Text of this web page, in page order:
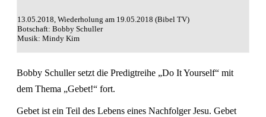
13.05.2018, Wiederholung am 19.05.2018 (Bibel TV)
Botschaft: Bobby Schuller
Musik: Mindy Kim
Bobby Schuller setzt die Predigtreihe „Do It Yourself“ mit
dem Thema „Gebet!“ fort.
Gebet ist ein Teil des Lebens eines Nachfolger Jesu. Gebet